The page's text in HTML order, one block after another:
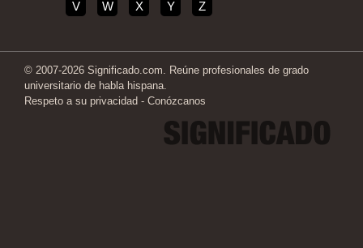
V W X Y Z
© 2007-2026 Significado.com. Reúne profesionales de grado
universitario de habla hispana.
Respeto a su privacidad - Conózcanos